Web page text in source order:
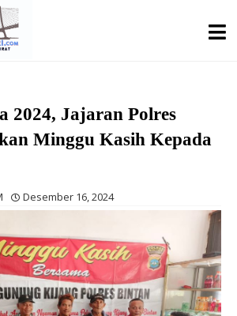
2024, Jajaran Polres
Minggu Kasih Kepada
Desember 16, 2024